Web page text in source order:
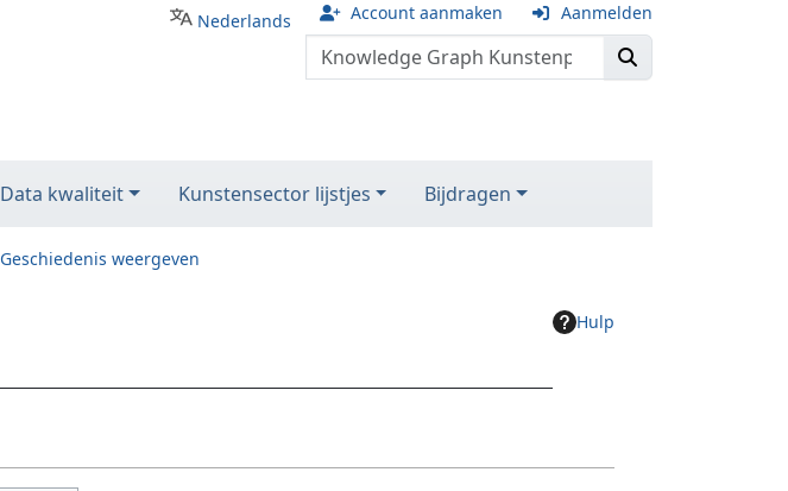
Nederlands Account aanmaken Aanmelden
Data kwaliteit Kunstensector lijstjes Bijdragen
Geschiedenis weergeven
Hulp